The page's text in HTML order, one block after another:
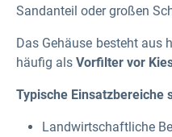
Sandanteil oder großen
Das Gehäuse besteht aus
häufig als Vorfilter vor
Typische Einsatzbereiche
Landwirtschaftliche